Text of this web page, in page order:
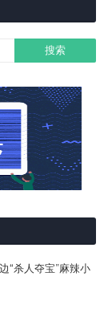
“杀人夺宝”麻辣小